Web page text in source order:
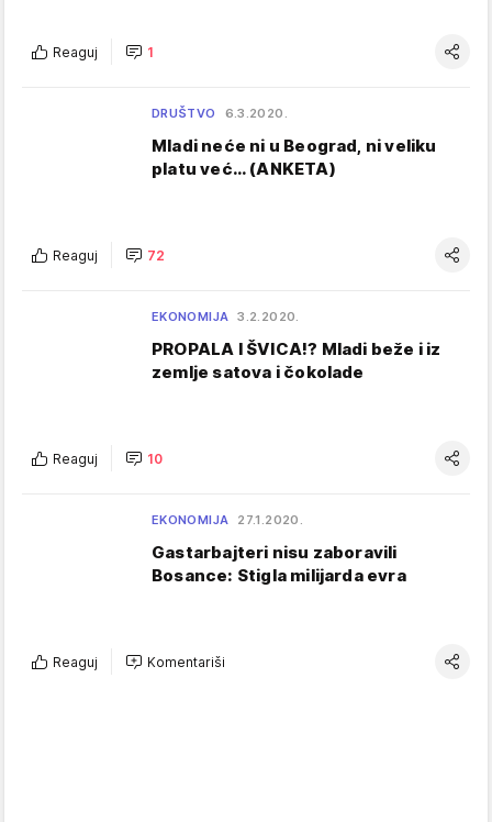
Reaguj 1
DRUŠTVO 6.3.2020.
Mladi neće ni u Beograd, ni veliku
platu već… (ANKETA)
Reaguj 72
EKONOMIJA 3.2.2020.
PROPALA I ŠVICA!? Mladi beže i iz
zemlje satova i čokolade
Reaguj 10
EKONOMIJA 27.1.2020.
Gastarbajteri nisu zaboravili
Bosance: Stigla milijarda evra
Reaguj Komentariši